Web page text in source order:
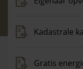
Kadastrale
Gratis